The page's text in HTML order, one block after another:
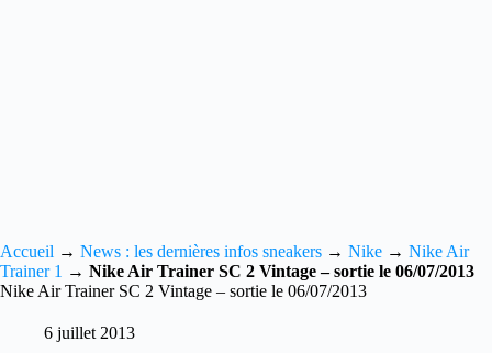
Accueil → News : les dernières infos sneakers → Nike → Nike Air
Trainer 1 → Nike Air Trainer SC 2 Vintage – sortie le 06/07/2013
Nike Air Trainer SC 2 Vintage – sortie le 06/07/2013
6 juillet 2013